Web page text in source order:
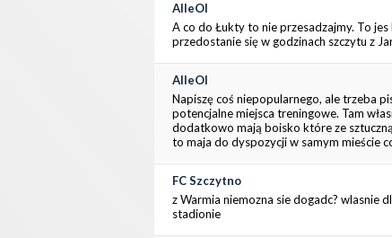
AlleOl
A co do Łukty to nie przesadzajmy. To
przedostanie się w godzinach szczytu z
AlleOl
Napiszę coś niepopularnego, ale trzeba
potencjalne miejsca treningowe. Tam
dodatkowo mają boisko które ze
to maja do dyspozycji w samym mieście
FC Szczytno
z Warmia niemozna sie dogadc?
stadionie